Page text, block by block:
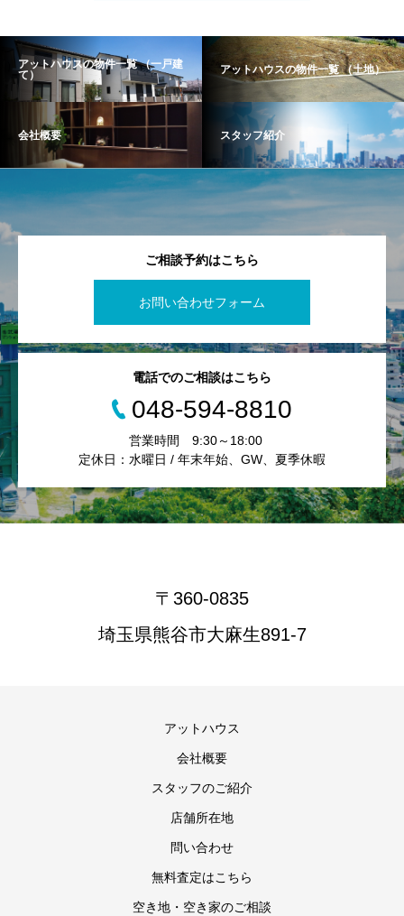
アットハウスの物件一覧 （一戸建
て）
アットハウスの物件一覧 （土地）
会社概要 スタッフ紹介
ご相談予約はこちら
お問い合わせフォーム
電話でのご相談はこちら
048-594-8810
営業時間 9:30～18:00
定休日：水曜日 / 年末年始、GW、夏季休暇
〒360-0835
埼玉県熊谷市大麻生891-7
アットハウス
会社概要
スタッフのご紹介
店舗所在地
問い合わせ
無料査定はこちら
空き地・空き家のご相談